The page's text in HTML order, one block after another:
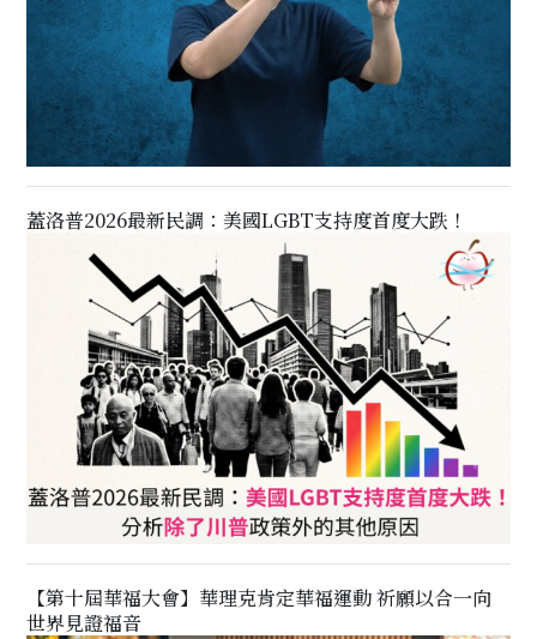
蓋洛普2026最新民調：美國LGBT支持度首度大跌！
【第十屆華福大會】華理克肯定華福運動 祈願以合一向
世界見證福音